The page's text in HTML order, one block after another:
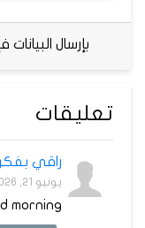
بإرسال
تعليقات
راقي
يونيو 21, 2026 3:16 ص
morning...